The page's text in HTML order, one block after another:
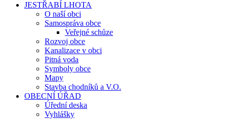
JESTŘABÍ LHOTA
O naší obci
Samospráva obce
Veřejné schůze
Rozvoj obce
Kanalizace v obci
Pitná voda
Symboly obce
Mapy
Stavba chodníků a V.O.
OBECNÍ ÚŘAD
Úřední deska
Vyhlášky